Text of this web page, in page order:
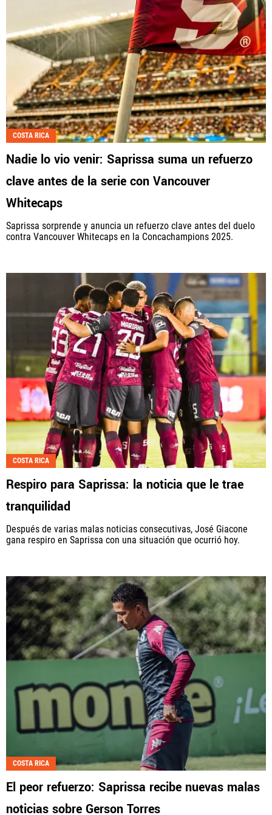
COSTA RICA
Nadie lo vio venir: Saprissa suma un refuerzo
clave antes de la serie con Vancouver
Whitecaps
Saprissa sorprende y anuncia un refuerzo clave antes del duelo
contra Vancouver Whitecaps en la Concachampions 2025.
COSTA RICA
Respiro para Saprissa: la noticia que le trae
tranquilidad
Después de varias malas noticias consecutivas, José Giacone
gana respiro en Saprissa con una situación que ocurrió hoy.
COSTA RICA
El peor refuerzo: Saprissa recibe nuevas malas
noticias sobre Gerson Torres